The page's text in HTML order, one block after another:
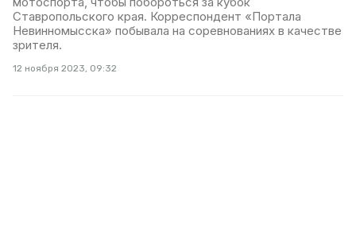
Ставропольского края. Корреспондент «Портала
Невинномысска» побывала на соревнованиях в качестве
зрителя.
12 ноября 2023, 09:32